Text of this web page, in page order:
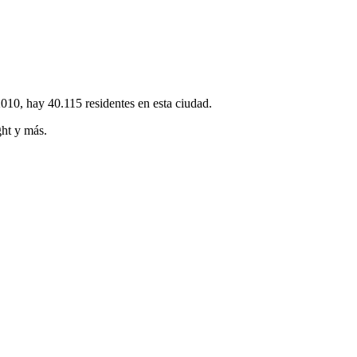
hay 40.115 residentes en esta ciudad.
y más.